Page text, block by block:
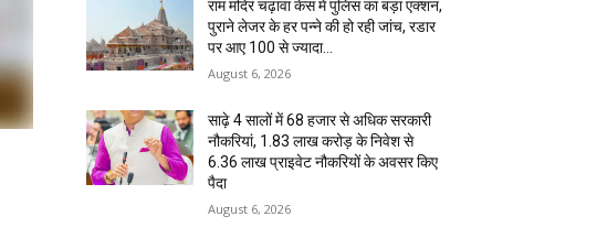
राम मंदिर चढ़ावा केस में पुलिस का बड़ा एक्शन,
पुराने लेजर के हर पन्ने की हो रही जांच, रडार
पर आए 100 से ज्यादा...
August 6, 2026
साढ़े 4 सालों में 68 हजार से अधिक सरकारी
नौकरियां, 1.83 लाख करोड़ के निवेश से
6.36 लाख प्राइवेट नौकरियों के अवसर किए
पैदा
August 6, 2026